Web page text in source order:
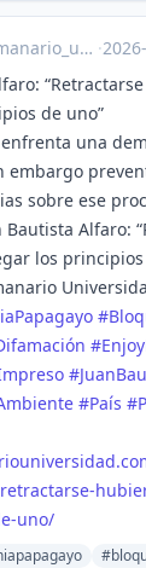
·
de uno”
una
embargo
sobre ese
Bautista Alfaro:
los principios
#
#
#
#País #
uno/